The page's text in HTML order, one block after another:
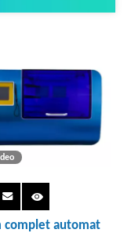
complet automat